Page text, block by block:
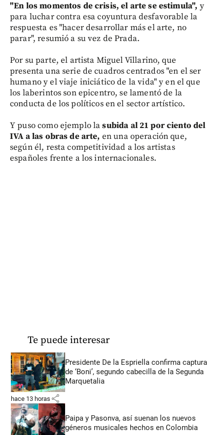
"En los momentos de crisis, el arte se estimula", y
para luchar contra esa coyuntura desfavorable la
respuesta es "hacer desarrollar más el arte, no
parar", resumió a su vez de Prada.
Por su parte, el artista Miguel Villarino, que
presenta una serie de cuadros centrados "en el ser
humano y el viaje iniciático de la vida" y en el que
los laberintos son epicentro, se lamentó de la
conducta de los políticos en el sector artístico.
Y puso como ejemplo lasubida al 21 por ciento del
IVA a las obras de arte, en una operación que,
según él, resta competitividad a los artistas
españoles frente a los internacionales.
Te puede interesar
Presidente De la Espriella confirma captura
de ‘Boni’, segundo cabecilla de la Segunda
Marquetalia
hace 13 horas share
Paipa y Pasonva, así suenan los nuevos
géneros musicales hechos en Colombia